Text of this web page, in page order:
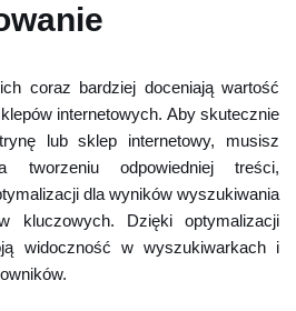
coraz bardziej doceniają wartość
internetowych. Aby skutecznie
lub sklep internetowy, musisz
tworzeniu odpowiedniej treści,
dla wyników wyszukiwania
kluczowych. Dzięki optymalizacji
widoczność w wyszukiwarkach i